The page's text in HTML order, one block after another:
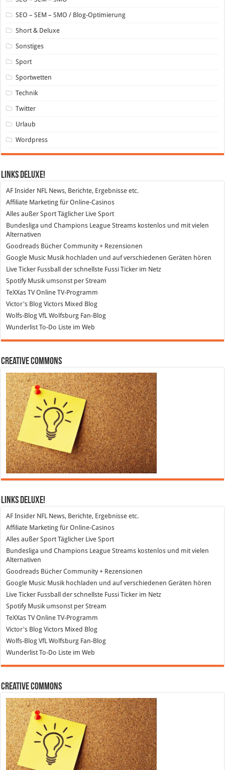
SEO – SEM – SMO / Blog-Optimierung
Short & Deluxe
Sonstiges
Sport
Sportwetten
Technik
Twitter
Urlaub
Wordpress
Links DeLuXe!
AF Insider NFL News, Berichte, Ergebnisse etc.
Affiliate Marketing für Online-Casinos
Alles außer SportTäglicher Live Sport
Bundesliga und Champions League Streams kostenlos und mit vielen
Alternativen
Goodreads Bücher Community + Rezensionen
Google Music Musik hochladen und auf verschiedenen Geräten hören
Live Ticker Fussball
der schnellste Fussi Ticker im Netz
SpotifyMusik umsonst per Stream
TeXXas TVOnline TV-Programm
Victor's Blog Victors Mixed Blog
Wolfs-Blog VfL Wolfsburg Fan-Blog
WunderlistTo-Do Liste im Web
Creative Commons
Links DeLuXe!
AF Insider NFL News, Berichte, Ergebnisse etc.
Affiliate Marketing für Online-Casinos
Alles außer Sport Täglicher Live Sport
Bundesliga und Champions League Streams kostenlos und mit vielen
Alternativen
Goodreads Bücher Community + Rezensionen
Google Music Musik hochladen und auf verschiedenen Geräten hören
Live Ticker Fussball der schnellste Fussi Ticker im Netz
SpotifyMusik umsonst per Stream
TeXXas TVOnline TV-Programm
Victor's Blog Victors Mixed Blog
Wolfs-Blog VfL Wolfsburg Fan-Blog
Wunderlist To-Do Liste im Web
Creative Commons